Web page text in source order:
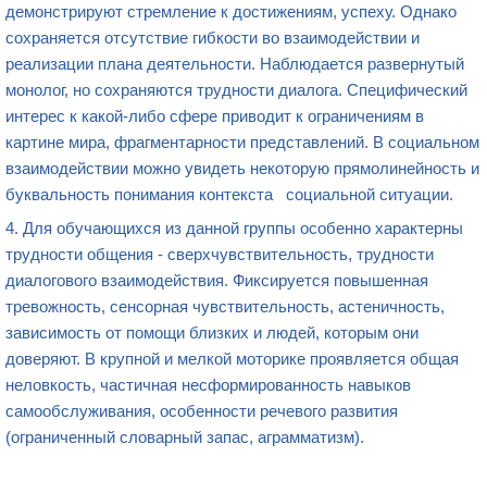
демонстрируют стремление к достижениям, успеху. Однако
сохраняется отсутствие гибкости во взаимодействии и
реализации плана деятельности. Наблюдается развернутый
монолог, но сохраняются трудности диалога. Специфический
интерес к какой-либо сфере приводит к ограничениям в
картине мира, фрагментарности представлений. В социальном
взаимодействии можно увидеть некоторую прямолинейность и
буквальность понимания контекста социальной ситуации.
4. Для обучающихся из данной группы особенно характерны
трудности общения - сверхчувствительность, трудности
диалогового взаимодействия. Фиксируется повышенная
тревожность, сенсорная чувствительность, астеничность,
зависимость от помощи близких и людей, которым они
доверяют. В крупной и мелкой моторике проявляется общая
неловкость, частичная несформированность навыков
самообслуживания, особенности речевого развития
(ограниченный словарный запас, аграмматизм).